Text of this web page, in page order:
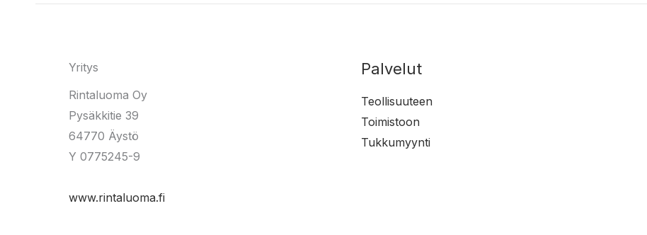
Yritys
Rintaluoma Oy
Pysäkkitie 39
64770 Äystö
Y 0775245-9
www.rintaluoma.fi
Palvelut
Teollisuuteen
Toimistoon
Tukkumyynti